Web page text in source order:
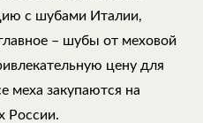
с шубами Италии,
– шубы от меховой
цену для
меха закупаются на
России.